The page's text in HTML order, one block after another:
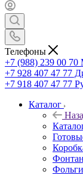
Телефоны
+7 (988) 239 00 70
+7 928 407 47 77
+7 918 407 47 77
Каталог